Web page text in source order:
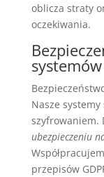
oblicza straty
oczekiwania.
systemów
Nasze
szyfrowaniem.
ubezpieczeniu
przepisów